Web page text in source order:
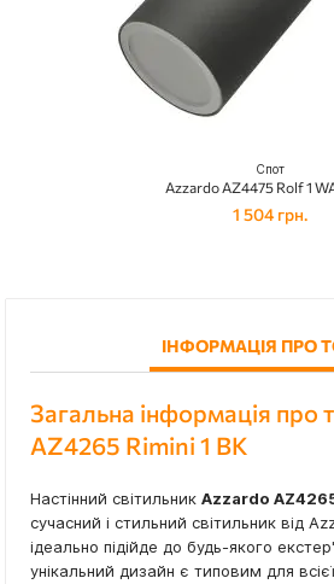
Спот
Azzardo AZ4475 Rolf 1
1 504 грн.
ІНФОРМАЦІЯ ПРО
Загальна інформація про
AZ4265 Rimini 1 BK
Настінний світильник Azzardo
сучасний і стильний світильник від
ідеально підійде до будь-якого
унікальний дизайн є типовим для